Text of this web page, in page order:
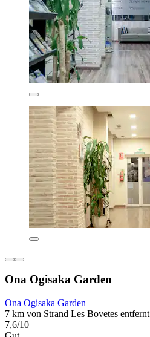
Ona Ogisaka Garden
Ona Ogisaka Garden
7 km von Strand Les Bovetes entfernt
7,6/10